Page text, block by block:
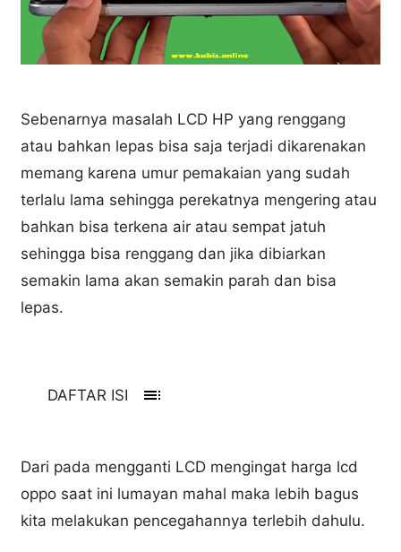
Sebenarnya masalah LCD HP yang renggang
atau bahkan lepas bisa saja terjadi dikarenakan
memang karena umur pemakaian yang sudah
terlalu lama sehingga perekatnya mengering atau
bahkan bisa terkena air atau sempat jatuh
sehingga bisa renggang dan jika dibiarkan
semakin lama akan semakin parah dan bisa
lepas.
DAFTAR ISI toc
Dari pada mengganti LCD mengingat harga lcd
oppo saat ini lumayan mahal maka lebih bagus
kita melakukan pencegahannya terlebih dahulu.